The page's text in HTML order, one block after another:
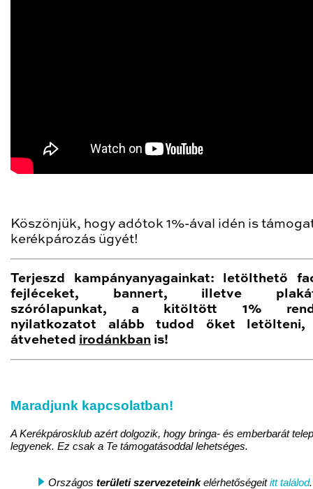
Köszönjük, hogy adótok 1%-ával idén is
kerékpározás ügyét!
Terjeszd kampányanyagainkat: letölthető
fejléceket, bannert, illetve
szórólapunkat, a kitöltött 1%
nyilatkozatot alább tudod őket letölteni,
átveheted irodánkban is!
Maradjunk kapcsolatban!
A Kerékpárosklub azért dolgozik, hogy bringa- és emberbarát
legyenek. Ez csak a Te támogatásoddal lehetséges.
Országos területi szervezeteinkelérhetőségeititt találod.